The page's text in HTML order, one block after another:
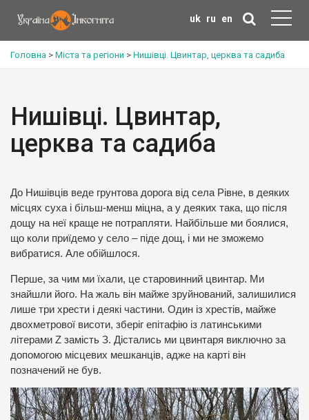
uk ru en
Головна > Міста та регіони > Нишівці. Цвинтар, церква та садиба
Нишівці. Цвинтар,
церква та садиба
До Нишівців веде грунтова дорога від села Рівне, в деяких
місцях суха і більш-менш міцна, а у деяких така, що після
дощу на неї краще не потрапляти. Найбільше ми боялися,
що коли приїдемо у село – піде дощ, і ми не зможемо
вибратися. Але обійшлося.
Перше, за чим ми їхали, це старовинний цвинтар. Ми
знайшли його. На жаль він майже зруйнований, залишилися
лише три хрести і деякі частини. Один із хрестів, майже
двохметрової висоти, зберіг епітафію із латинськими
літерами Z замість З. Дістались ми цвинтаря виключно за
допомогою місцевих мешканців, адже на карті він
позначений не був.